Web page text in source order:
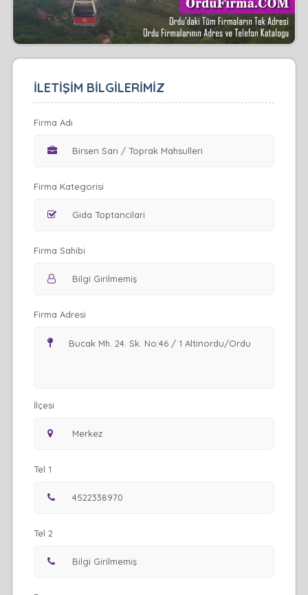
İLETİŞİM BİLGİLERİMİZ
Firma Adı
Firma Kategorisi
Firma Sahibi
Firma Adresi
İlçesi
Tel 1
Tel 2